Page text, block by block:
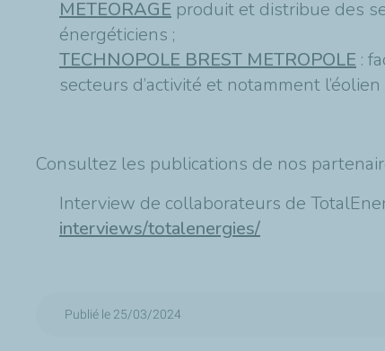
METEORAGE produit et distribue des
énergéticiens ;
TECHNOPOLE BREST METROPOLE :
secteurs d’activité et notamment
Consultez les publications de nos
Interview de collaborateurs de
interviews/totalenergies/
Publié le 25/03/2024